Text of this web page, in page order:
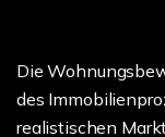
Die
des
realistischen